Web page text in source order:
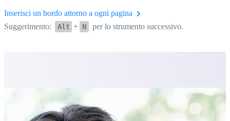
Inserisci un bordo attorno a ogni pagina
Suggerimento:
Alt + N per lo strumento successivo.